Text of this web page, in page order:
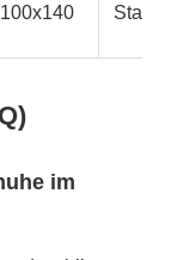
100x140 Stahl
im